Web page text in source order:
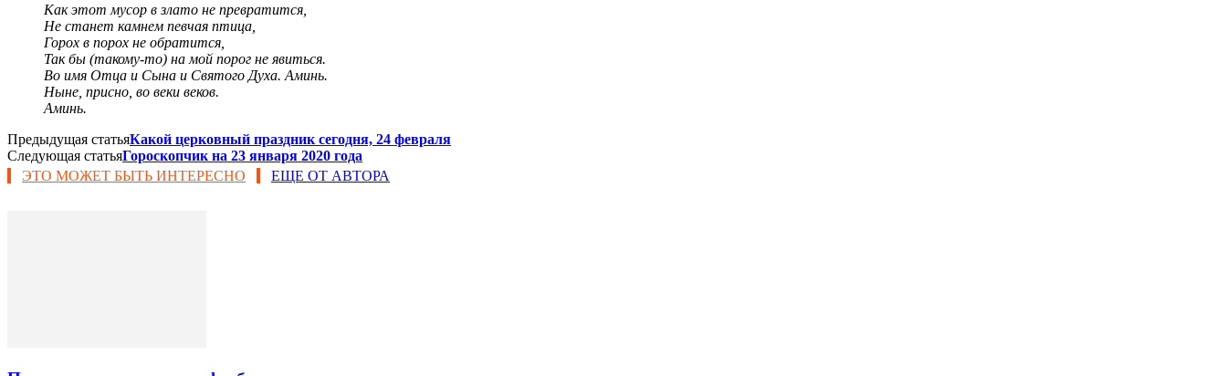
Как этот мусор в злато не превратится,
Не станет камнем певчая птица,
Горох в порох не обратится,
Так бы (такому-то) на мой порог не явиться.
Во имя Отца и Сына и Святого Духа. Аминь.
Ныне, присно, во веки веков.
Аминь.
Предыдущая статьяКакой церковный праздник сегодня, 24 февраля
Следующая статьяГороскопчик на 23 января 2020 года
ЭТО МОЖЕТ БЫТЬ ИНТЕРЕСНО
ЕЩЕ ОТ АВТОРА